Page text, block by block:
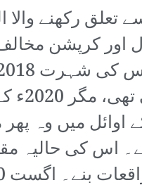
تعلق رکھنے والا
اور کرپشن
بعد کم
میں وہ
اس کی حالیہ